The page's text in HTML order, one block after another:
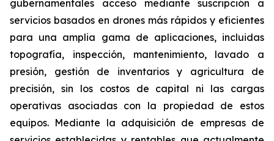
gubernamentales acceso mediante suscripción a
servicios basados en drones más rápidos y eficientes
para una amplia gama de aplicaciones, incluidas
topografía, inspección, mantenimiento, lavado a
presión, gestión de inventarios y agricultura de
precisión, sin los costos de capital ni las cargas
operativas asociadas con la propiedad de estos
equipos. Mediante la adquisición de empresas de